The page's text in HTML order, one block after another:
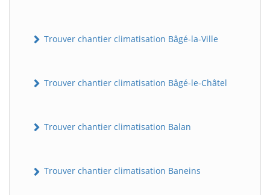
Trouver chantier climatisation Bâgé-la-Ville
Trouver chantier climatisation Bâgé-le-Châtel
Trouver chantier climatisation Balan
Trouver chantier climatisation Baneins